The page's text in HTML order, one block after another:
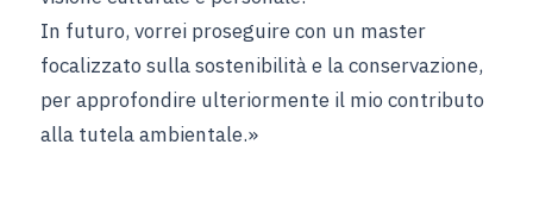
In futuro, vorrei proseguire con un master
focalizzato sulla sostenibilità e la conservazione,
per approfondire ulteriormente il mio contributo
alla tutela ambientale.»